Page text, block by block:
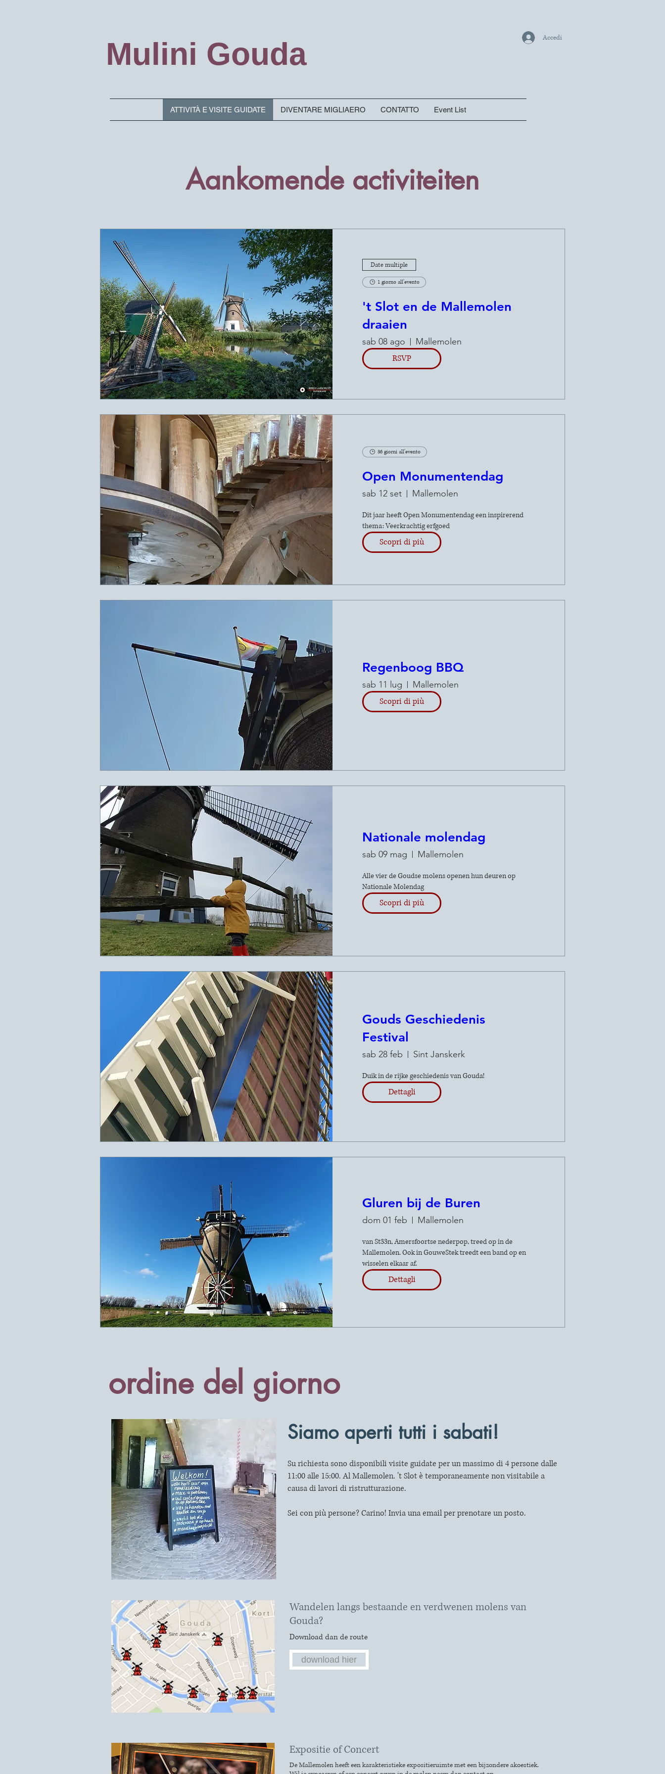
Mulini Gouda Accedi
ATTIVITÀ E VISITE GUIDATE DIVENTARE MIGLIAERO CONTATTO Event List
Aankomende activiteiten
Date multiple
1 giorno all'evento
't Slot en de Mallemolen
draaien
sab 08 ago
Mallemolen
RSVP
36 giorni all'evento
Open Monumentendag
sab 12 set Mallemolen
Dit jaar heeft Open Monumentendag een inspirerend
thema: Veerkrachtig erfgoed
Scopri di più
Regenboog BBQ
sab 11 lug
Mallemolen
Scopri di più
Nationale molendag
sab 09 mag Mallemolen
Alle vier de Goudse molens openen hun deuren op
Nationale Molendag
Scopri di più
Gouds Geschiedenis
Festival
sab 28 feb Sint Janskerk
Duik in de rijke geschiedenis van Gouda!
Dettagli
Gluren bij de Buren
dom 01 feb Mallemolen
van St33n, Amersfoortse nederpop, treed op in de
Mallemolen. Ook in GouweStek treedt een band op en
wisselen elkaar af.
Dettagli
ordine del giorno
Siamo aperti tutti i sabati!
Su richiesta sono disponibili visite guidate per un massimo di 4 persone dalle
11:00 alle 15:00. Al Mallemolen. 't Slot è temporaneamente non visitabile a
causa di lavori di ristrutturazione.
Sei con più persone? Carino! Invia unaemailper prenotare un posto.
Wandelen langs bestaande en verdwenen molens van
Gouda?
Download dan de route
download hier
Expositie of Concert
De Mallemolen heeft een karakteristieke expositieruimte met een bijzondere akoestiek.